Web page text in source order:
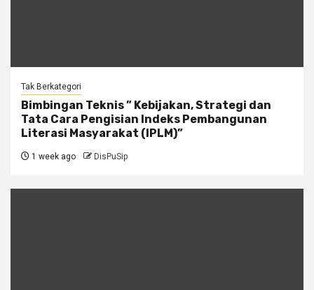
Tak Berkategori
Bimbingan Teknis ” Kebijakan, Strategi dan
Tata Cara Pengisian Indeks Pembangunan
Literasi Masyarakat (IPLM)”
1 week ago DisPuSip